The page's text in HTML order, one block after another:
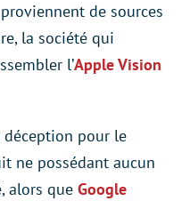
de sources
la société qui
l’Apple Vision
déception pour le
ne possédant aucun
alors que Google